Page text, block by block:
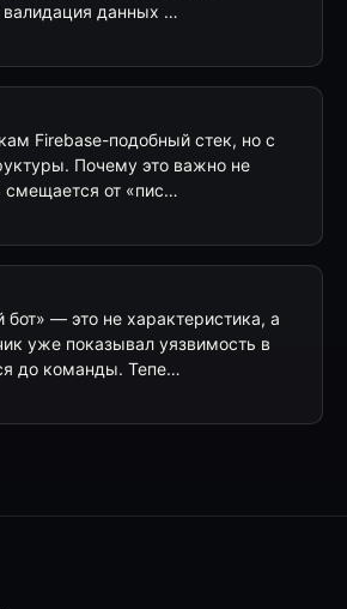
данных …
Firebase-подобный стек, но с
Почему это важно не
смещается от «пис…
— это не характеристика, а
уже показывал уязвимость в
до команды. Тепе…